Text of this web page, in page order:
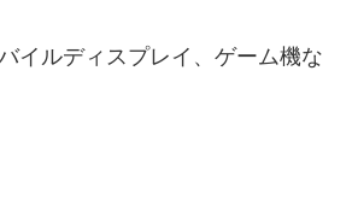
イルディスプレイ、ゲーム機な